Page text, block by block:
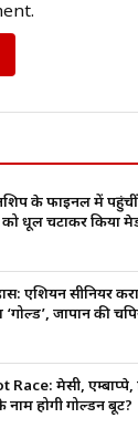
के फाइनल में
को धूल चटाकर किया
एशियन सीनियर
‘गोल्ड’, जापान की
मेसी, एम्बाप्पे,
होगी गोल्डन बूट?